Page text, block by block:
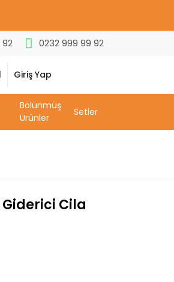
92 0232 999 99 92
Giriş Yap
Bölünmüş
Ürünler
Setler
Cila